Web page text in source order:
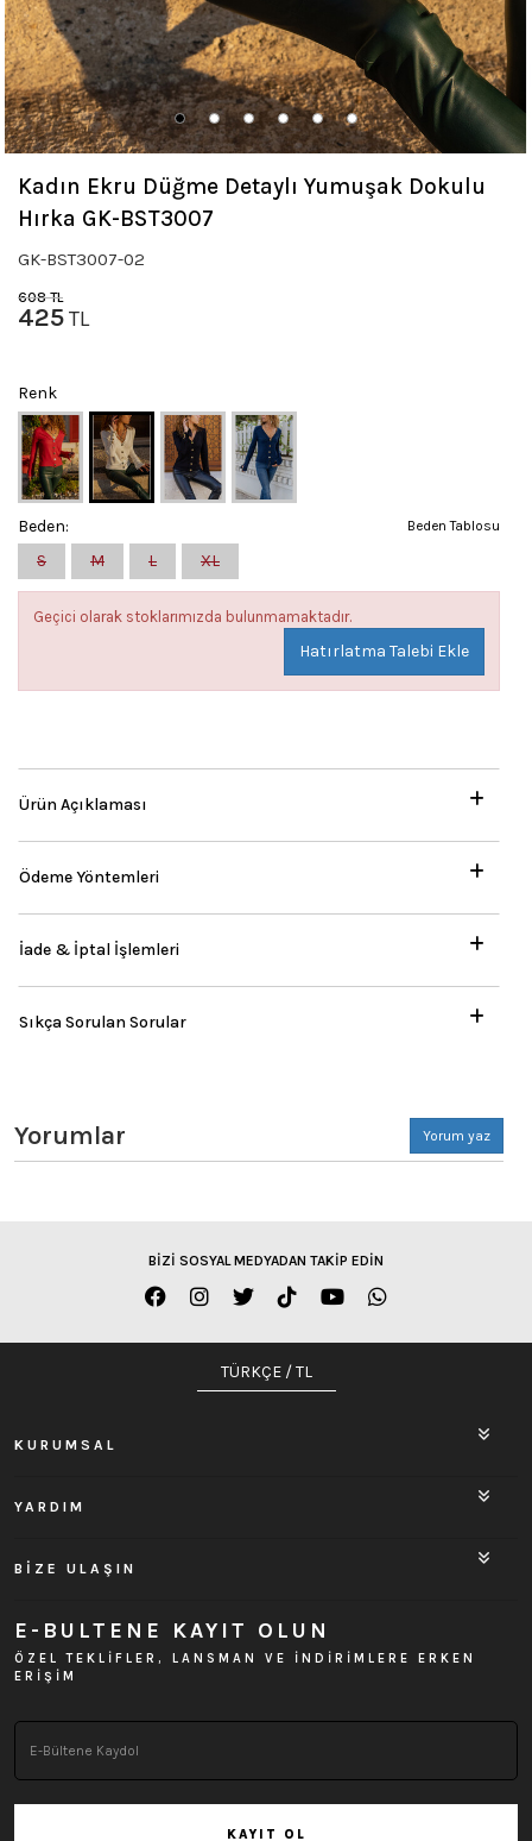
Kadın Ekru Düğme Detaylı Yumuşak Dokulu
Hırka GK-BST3007
GK-BST3007-02
608TL
425TL
Renk
Beden Tablosu
Beden:
S
M L XL
Geçici olarak stoklarımızda bulunmamaktadır.
Hatırlatma Talebi Ekle
Ürün Açıklaması
Ödeme Yöntemleri
İade & İptal İşlemleri
Sıkça Sorulan Sorular
Yorumlar Yorum yaz
BİZİ SOSYAL MEDYADAN TAKİP EDİN
TÜRKÇE / TL
KURUMSAL
YARDIM
BİZE ULAŞIN
E-BULTENE KAYIT OLUN
ÖZEL TEKLİFLER, LANSMAN VE İNDİRİMLERE ERKEN
ERİŞİM
KAYIT OL